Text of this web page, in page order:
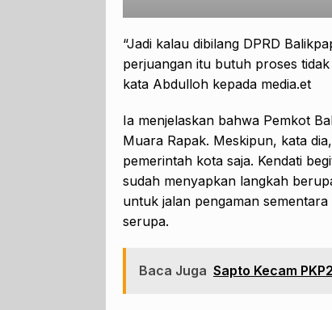
“Jadi kalau dibilang DPRD
perjuangan itu butuh proses
kata Abdulloh kepada media.et
Ia menjelaskan bahwa Pemkot
Muara Rapak. Meskipun, kata
pemerintah kota saja. Kendati
sudah menyapkan langkah
untuk jalan pengaman
serupa.
Baca Juga Sapto Kecam